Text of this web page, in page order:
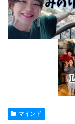
マインド